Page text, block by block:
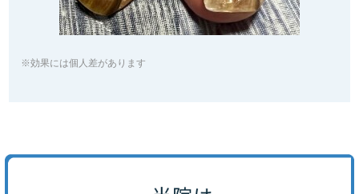
※効果には個人差があります